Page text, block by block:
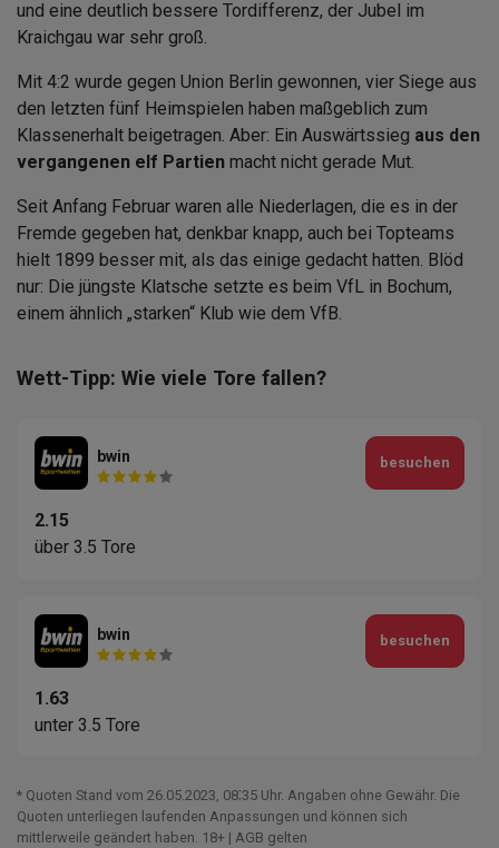
und eine deutlich bessere Tordifferenz, der Jubel im
Kraichgau war sehr groß.
Mit 4:2 wurde gegen Union Berlin gewonnen, vier Siege aus
den letzten fünf Heimspielen haben maßgeblich zum
Klassenerhalt beigetragen. Aber: Ein Auswärtssieg aus den
vergangenen elf Partien macht nicht gerade Mut.
Seit Anfang Februar waren alle Niederlagen, die es in der
Fremde gegeben hat, denkbar knapp, auch bei Topteams
hielt 1899 besser mit, als das einige gedacht hatten. Blöd
nur: Die jüngste Klatsche setzte es beim VfL in Bochum,
einem ähnlich „starken“ Klub wie dem VfB.
Wett-Tipp: Wie viele Tore fallen?
bwin
2.15
über 3.5 Tore
besuchen
bwin
1.63
unter 3.5 Tore
besuchen
* Quoten Stand vom 26.05.2023‚ 08⁚35 Uhr. Angaben ohne Gewähr. Die
Quoten unterliegen laufenden Anpassungen und können sich
mittlerweile geändert haben. 18+ | AGB gelten